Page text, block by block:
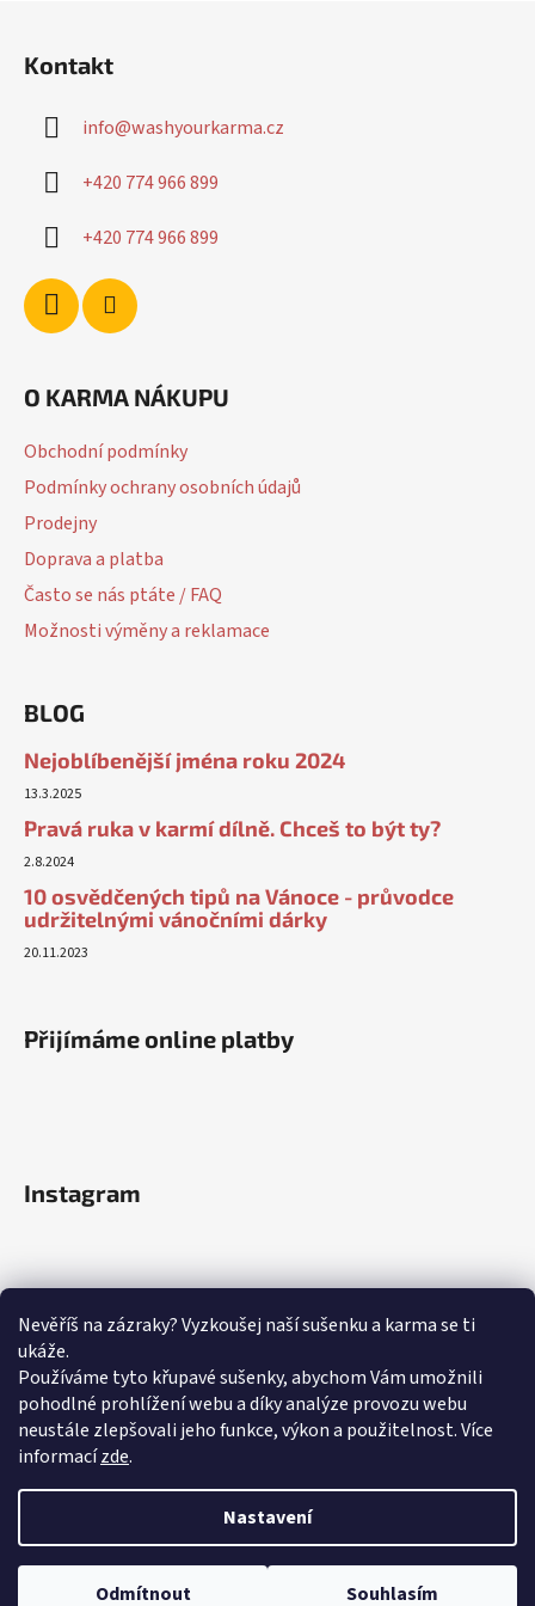
Nevěříš na zázraky? Vyzkoušej naší sušenku a karma se ti
ukáže.
Používáme tyto křupavé sušenky, abychom Vám umožnili
pohodlné prohlížení webu a díky analýze provozu webu
neustále zlepšovali jeho funkce, výkon a použitelnost.Více
informacízde.
Nastavení
Odmítnout Souhlasím
Kontakt
info@washyourkarma.cz
+420 774 966 899
+420 774 966 899
O KARMA NÁKUPU
Obchodní podmínky
Podmínky ochrany osobních údajů
Prodejny
Doprava a platba
Často se nás ptáte / FAQ
Možnosti výměny a reklamace
BLOG
Nejoblíbenější jména roku 2024
13.3.2025
Pravá ruka v karmí dílně. Chceš to být ty?
2.8.2024
10 osvědčených tipů na Vánoce - průvodce
udržitelnými vánočními dárky
20.11.2023
Přijímáme online platby
Instagram
Sledovat na Instagramu
Vytvořil Shoptet